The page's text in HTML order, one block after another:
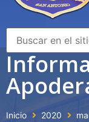
Inicio 2020